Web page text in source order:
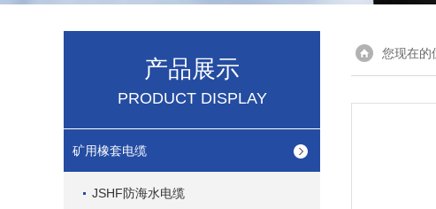
产品展示
PRODUCT DISPLAY
矿用橡套电缆
JSHF防海水电缆
您现在的